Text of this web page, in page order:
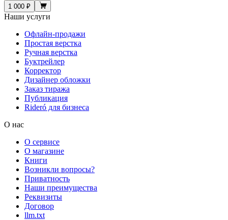
1 000 ₽
Наши услуги
Офлайн-продажи
Простая верстка
Ручная верстка
Буктрейлер
Корректор
Дизайнер обложки
Заказ тиража
Публикация
Rideró для бизнеса
О нас
О сервисе
О магазине
Книги
Возникли вопросы?
Приватность
Наши преимущества
Реквизиты
Договор
llm.txt